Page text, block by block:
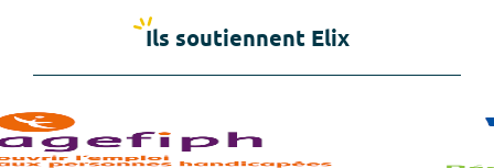
Ils soutiennent Elix